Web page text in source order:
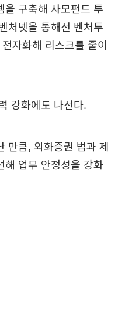
을 구축해 사모펀드 투
처넷을 통해선 벤처투
자화해 리스크를 줄이
강화에도 나선다.
만큼, 외화증권 법과 제
해 업무 안정성을 강화